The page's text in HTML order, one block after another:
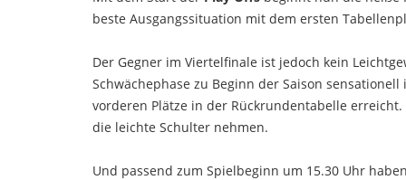
beste Ausgangssituation mit dem ersten
Der Gegner im Viertelfinale ist jedoch kein
Schwächephase zu Beginn der Saison
vorderen Plätze in der Rückrundentabelle
die leichte Schulter nehmen.
Und passend zum Spielbeginn um 15.30 Uhr